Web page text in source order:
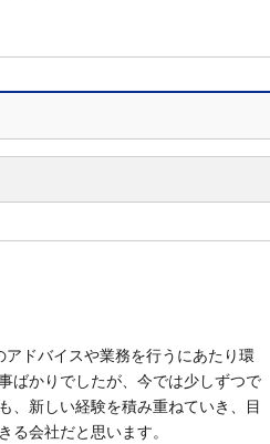
ドバイスや業務を行うにあたり環
ばかりでしたが、今では少しずつで
、新しい経験を積み重ねていき、目
る会社だと思います。